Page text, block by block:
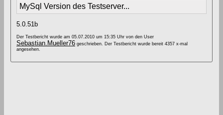
MySql Version des Testserver...
5.0.51b
Der Testbericht wurde am 05.07.2010 um 15:35 Uhr von den User
Sebastian.Mueller76 geschrieben. Der Testbericht wurde bereit 4357 x-mal
angesehen.